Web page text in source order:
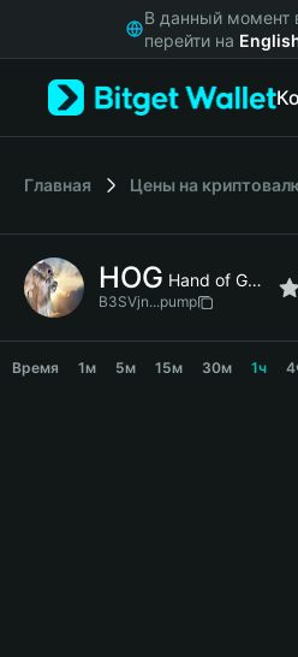
Русский
Italiano
简体中文
繁體中文
Bahasa Indonesia
В данный момент
перейти на
Главная Цены на
HOG Hand of Goat
B3SVjn...pump
Время 1м 5м 15м 30м 1ч